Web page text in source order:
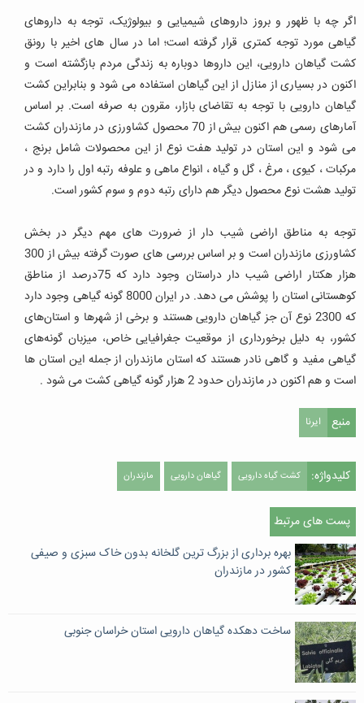
اگر چه با ظهور و بروز داروهای شیمیایی و بیولوژیک، توجه به داروهای
گیاهی مورد توجه کمتری قرار گرفته است؛ اما در سال های اخیر با رونق
کشت گیاهان دارویی، این داروها دوباره به زندگی مردم بازگشته است و
اکنون در بسیاری از منازل از این گیاهان استفاده می شود و بنابراین کشت
گیاهان دارویی با توجه به تقاضای بازار، مقرون به صرفه است. بر اساس
آمارهای رسمی هم اکنون بیش از 70 محصول کشاورزی در مازندران کشت
می شود و این استان در تولید هفت نوع از این محصولات شامل برنج ،
مرکبات ، کیوی ، مرغ ، گل و گیاه ، انواع ماهی و علوفه رتبه اول را دارد و در
تولید هشت نوع محصول دیگر هم دارای رتبه دوم و سوم کشور است.
توجه به مناطق اراضی شیب دار از ضرورت های مهم دیگر در بخش
کشاورزی مازندران است و بر اساس بررسی های صورت گرفته بیش از 300
هزار هکتار اراضی شیب دار دراستان وجود دارد که 75درصد از مناطق
کوهستانی استان را پوشش می دهد. در ایران 8000 گونه‌‌‌‌‌‌‌‌‌‌‌‌‌‌‌‌‌‌‌‌‌‌ گیاهی وجود دارد
که 2300 نوع آن جز گیاهان دارویی هستند و برخی از شهرها و استان‌های
کشور، به دلیل برخورداری از موقعیت جغرافیایی خاص، میزبان گونه‌های
گیاهی مفید و گاهی نادر هستند که استان مازندران از جمله این استان ها
است و هم اکنون در مازندران حدود 2 هزار گونه گیاهی کشت می شود .
منبع ایرنا
کلیدواژه: کشت گیاه دارویی گیاهان دارویی مازندران
پست های مرتبط
بهره برداری از بزرگ ترین گلخانه بدون خاک سبزی و صیفی
کشور در مازندران
ساخت دهکده گیاهان دارویی استان خراسان جنوبی